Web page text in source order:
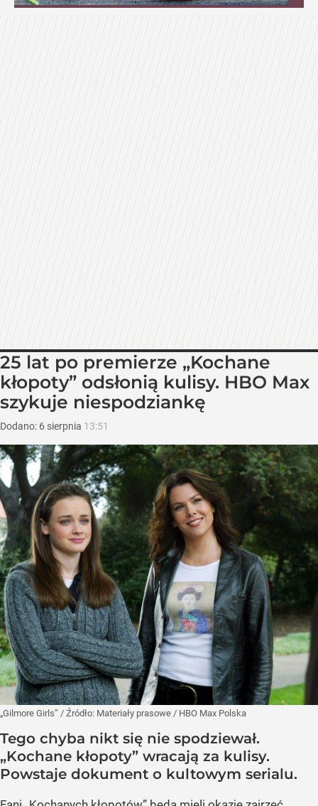
25 lat po premierze „Kochane
kłopoty” odsłonią kulisy. HBO Max
szykuje niespodziankę
Dodano: 6 sierpnia 13:51
„Gilmore Girls” / Źródło: Materiały prasowe / HBO Max Polska
Tego chyba nikt się nie spodziewał.
„Kochane kłopoty” wracają za kulisy.
Powstaje dokument o kultowym serialu.